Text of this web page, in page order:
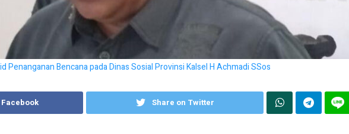
Penanganan Bencana pada Dinas Sosial Provinsi Kalsel H Achmadi SSos
Share on Twitter